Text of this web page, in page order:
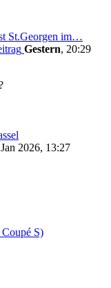
St.Georgen im…
Gestern, 20:29
2026, 13:27
S)